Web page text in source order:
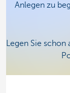
Anlegen zu
Legen Sie schon